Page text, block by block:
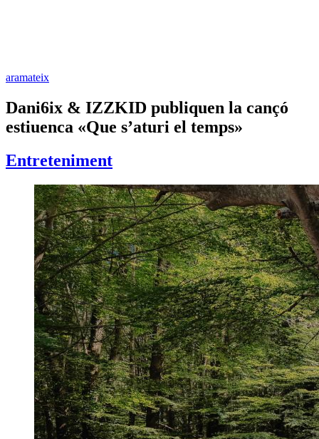
aramateix
Dani6ix & IZZKID publiquen la cançó
estiuenca «Que s’aturi el temps»
Entreteniment